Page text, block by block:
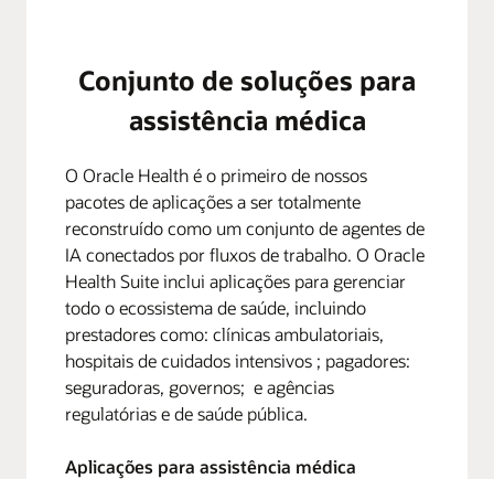
Conjunto de soluções para
assistência médica
O Oracle Health é o primeiro de nossos
pacotes de aplicações a ser totalmente
reconstruído como um conjunto de agentes de
IA conectados por fluxos de trabalho. O Oracle
Health Suite inclui aplicações para gerenciar
todo o ecossistema de saúde, incluindo
prestadores como: clínicas ambulatoriais,
hospitais de cuidados intensivos ; pagadores:
seguradoras, governos; e agências
regulatórias e de saúde pública.
Aplicações para assistência médica